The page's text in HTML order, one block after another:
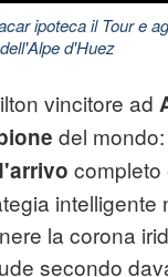
ipoteca il Tour e
d'Huez
vincitore ad
del mondo:
completo
intelligente
la corona
secondo